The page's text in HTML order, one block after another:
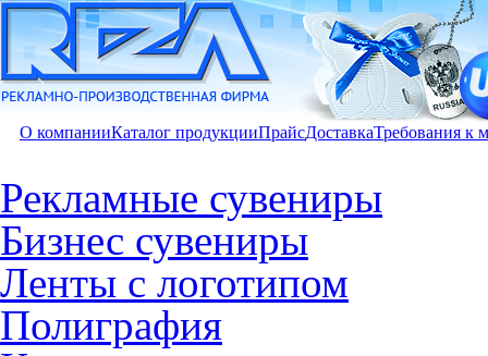
О компанииКаталог продукцииПрайсДоставкаТребования к
Рекламные сувениры
Бизнес сувениры
Ленты с логотипом
Полиграфия